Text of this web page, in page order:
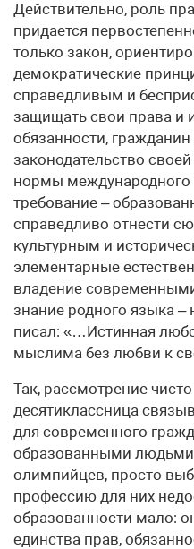
Действительно, роль
придается
только закон,
демократические
справедливым и
защищать свои права и
обязанности,
законодательство
нормы международного
требование –
справедливо отнести
культурным и
элементарные
владение
знание родного языка –
писал: «…Истинная
мыслима без любви к
Так, рассмотрение
десятиклассница
для современного
образованными людьми
олимпийцев, просто
профессию для них
образованности мало:
единства прав,